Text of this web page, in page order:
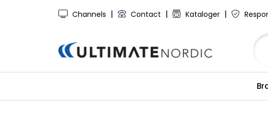
Channels | Contact | Kataloger |